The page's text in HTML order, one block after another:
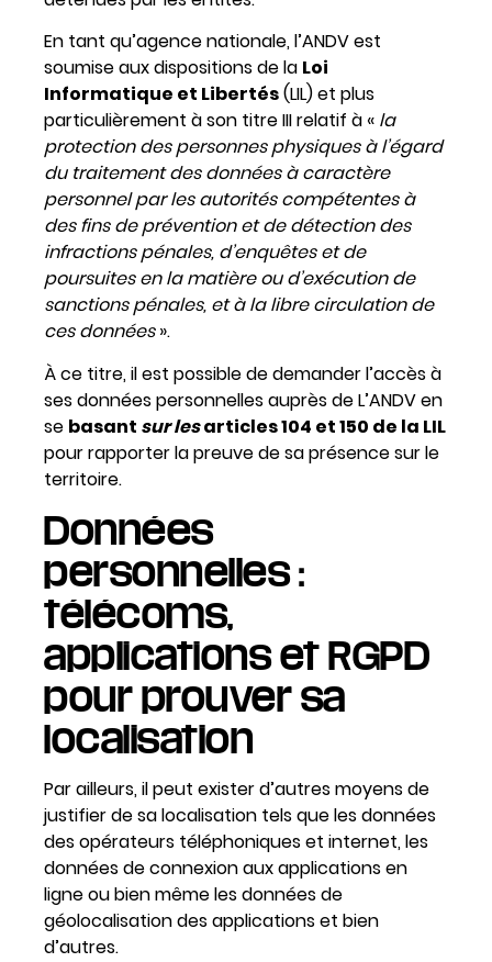
En tant qu’agence nationale, l’ANDV est
soumise aux dispositions de la Loi
Informatique et Libertés(LIL) et plus
particulièrement à son titre III relatif à « la
protection des personnes physiques à l’égard
du traitement des données à caractère
personnel par les autorités compétentes à
des fins de prévention et de détection des
infractions pénales, d’enquêtes et de
poursuites en la matière ou d’exécution de
sanctions pénales, et à la libre circulation de
ces données».
À ce titre, il est possible de demander l’accès à
ses données personnelles auprès de L’ANDV en
se basant sur lesarticles 104 et 150 de la LIL
pour rapporter la preuve de sa présence sur le
territoire.
Données
personnelles :
télécoms,
applications et RGPD
pour prouver sa
localisation
Par ailleurs, il peut exister d’autres moyens de
justifier de sa localisation tels que les données
des opérateurs téléphoniques et internet, les
données de connexion aux applications en
ligne ou bien même les données de
géolocalisation des applications et bien
d’autres.